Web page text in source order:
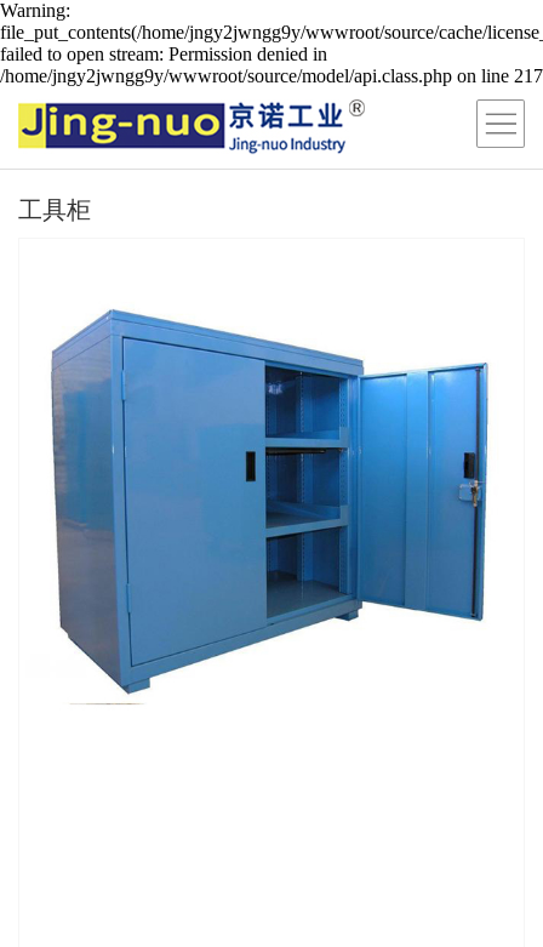
Warning:
file_put_contents(/home/jngy2jwngg9y/wwwroot/source/cache/
failed to open stream: Permission denied in
/home/jngy2jwngg9y/wwwroot/source/model/api.class.php on line 217
工具柜